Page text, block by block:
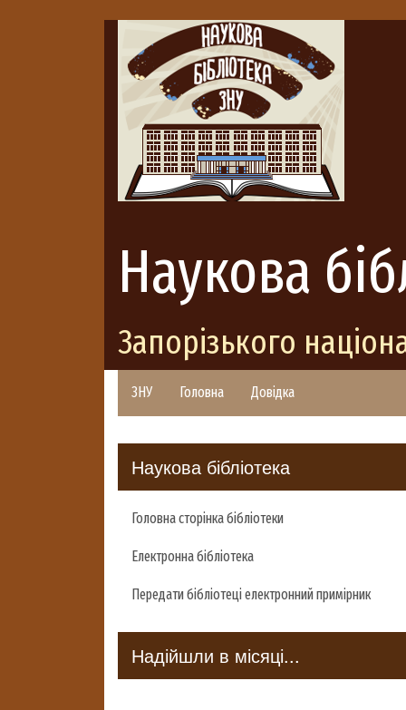
Наукова
Запорізького
ЗНУ Головна Довідка
Наукова бібліотека
Головна сторінка бібліотеки
Електронна бібліотека
Передати бібліотеці електронний примірник
Надійшли в місяці...